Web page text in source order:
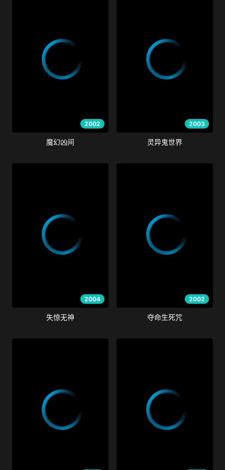
2002
魔幻凶间
2003
灵异鬼世界
2004
失惊无神
2002
夺命生死咒